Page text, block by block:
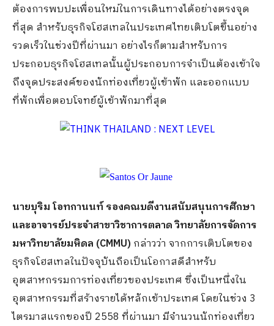
ต้องการพบปะเพื่อนใหม่ในการเดินทางได้อย่างตรงจุด
ที่สุด สำหรับธุรกิจโฮสเทลในประเทศไทยเติบโตขึ้นอย่าง
รวดเร็วในช่วงปีที่ผ่านมา อย่างไรก็ตามสำหรับการ
ประกอบธุรกิจโฮสเทลนั้นผู้ประกอบการจำเป็นต้องเข้าใจ
ถึงจุดประสงค์ของนักท่องเที่ยวผู้เข้าพัก และออกแบบ
ที่พักเพื่อตอบโจทย์ผู้เข้าพักมาที่สุด
นายบุริม โอทกานนท์ รองคณบดีงานสนับสนุนการศึกษา
และอาจารย์ประจำสาขาวิชาการตลาด วิทยาลัยการจัดการ
มหาวิทยาลัยมหิดล (CMMU)กล่าวว่า จากการเติบโตของ
ธุรกิจโฮสเทลในปัจจุบันถือเป็นโอกาสดีสำหรับ
อุตสาหกรรมการท่องเที่ยวของประเทศ ซึ่งเป็นหนึ่งใน
อุตสาหกรรมที่สร้างรายได้หลักเข้าประเทศ โดยในช่วง 3
ไตรมาสแรกของปี 2558 ที่ผ่านมา มีจำนวนนักท่องเที่ยว